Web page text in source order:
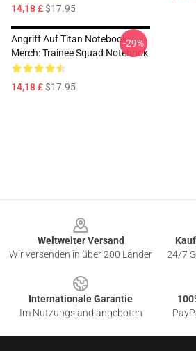
14,18 £$17.95
Angriff Auf Titan Notebook
Merch: Trainee Squad Notebook
14,18 £$17.95
-29%
Weltweiter Versand
Wir versenden in über 200 Länder
24/7
Internationale Garantie
Im Nutzungsland angeboten